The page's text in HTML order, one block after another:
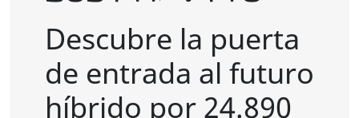
Descubre la puerta
de entrada al futuro
híbrido por 24.890